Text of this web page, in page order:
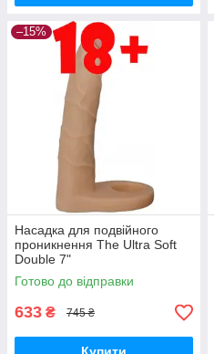
–15%
Насадка для подвійного
проникнення The Ultra Soft
Double 7"
Готово до відправки
633 ₴ 745 ₴